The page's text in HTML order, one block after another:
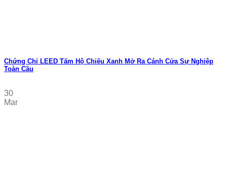
Chứng Chỉ LEED Tấm Hộ Chiếu Xanh Mở Ra Cánh Cửa Sự Nghiệp
Toàn Cầu
30
Mar